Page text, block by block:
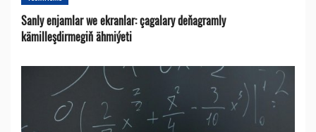
Sanly enjamlar we ekranlar: çagalary deňagramly
kämilleşdirmegiň ähmiýeti